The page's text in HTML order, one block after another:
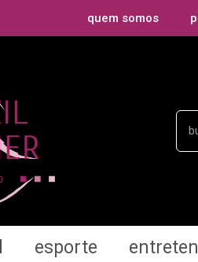
quem somos
esporte